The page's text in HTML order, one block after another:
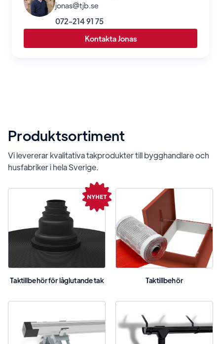
jonas@tjb.se
072-214 91 75
Kontakta Jonas
Produktsortiment
Vi levererar kvalitativa takprodukter till bygghandlare och
husfabriker i hela Sverige.
Taktillbehör för låglutande tak Taktillbehör